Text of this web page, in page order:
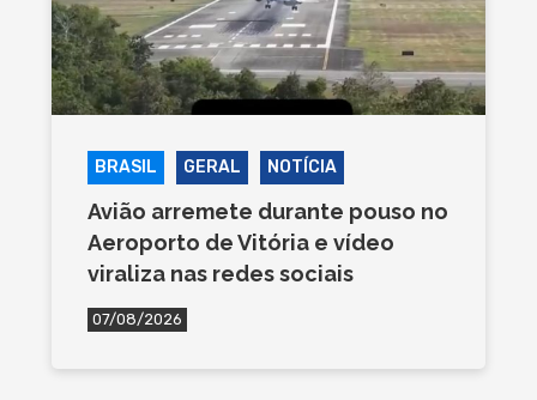
BRASIL GERAL NOTÍCIA
Avião arremete durante pouso no
Aeroporto de Vitória e vídeo
viraliza nas redes sociais
07/08/2026